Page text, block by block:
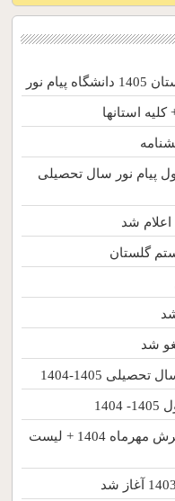
نور
استانها
پیام نور سال تحصیلی
گلستان
1405-1404
آغاز ثبت نام بدون کنکور پیام نور پذیرش مهرماه 1404 + لیست